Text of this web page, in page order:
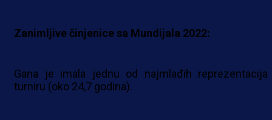
Zanimljive činjenice sa Mundijala 2022:
Gana je imala jednu od najmlađih reprezentacija
turniru (oko 24,7 godina).